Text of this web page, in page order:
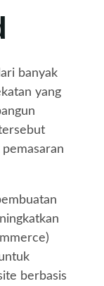
banyak
yang
berbasis